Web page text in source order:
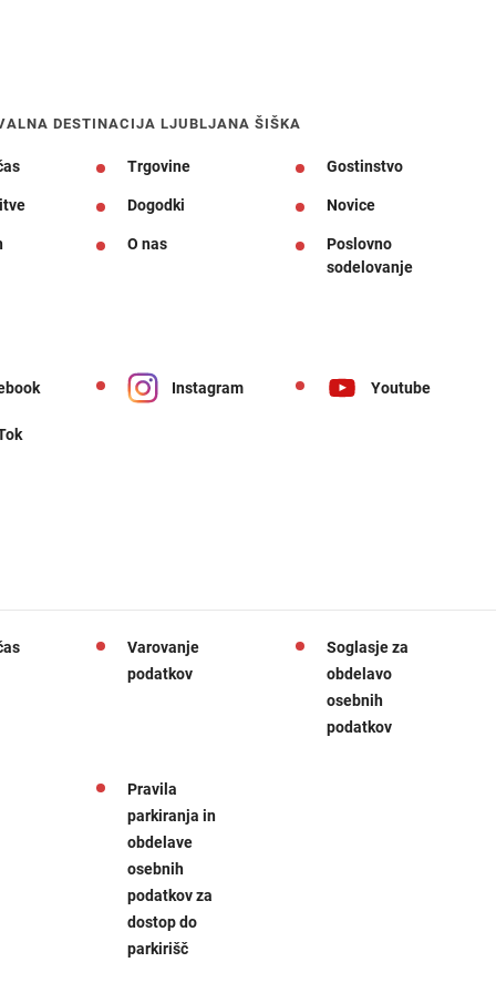
DESTINACIJA LJUBLJANA ŠIŠKA
Trgovine Gostinstvo
Dogodki Novice
O nas
Poslovno
sodelovanje
Instagram Youtube
Varovanje
podatkov
Soglasje za
obdelavo
osebnih
podatkov
Pravila
parkiranja in
obdelave
osebnih
podatkov za
dostop do
parkirišč